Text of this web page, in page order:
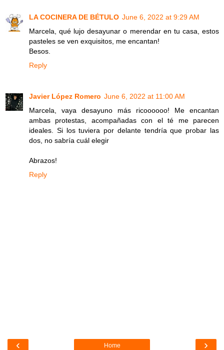
LA COCINERA DE BÉTULO June 6, 2022 at 9:29 AM
Marcela, qué lujo desayunar o merendar en tu casa, estos
pasteles se ven exquisitos, me encantan!
Besos.
Reply
Javier López Romero June 6, 2022 at 11:00 AM
Marcela, vaya desayuno más ricoooooo! Me encantan
ambas protestas, acompañadas con el té me parecen
ideales. Si los tuviera por delante tendría que probar las
dos, no sabría cuál elegir
Abrazos!
Reply
‹ ›
Home